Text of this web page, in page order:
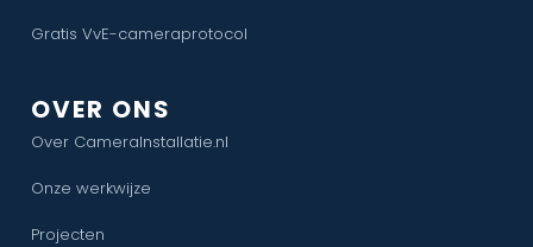
Gratis VvE-cameraprotocol
OVER ONS
Over CameraInstallatie.nl
Onze werkwijze
Projecten